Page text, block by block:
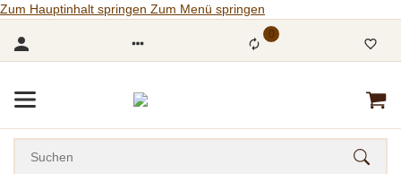
Zum Hauptinhalt springen Zum Menü springen
0